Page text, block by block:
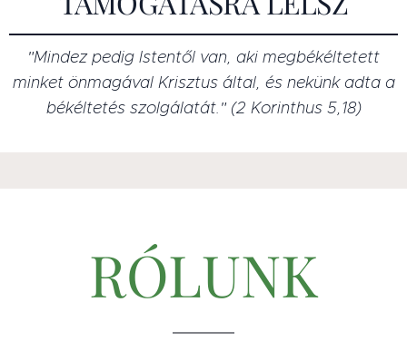
"Mindez pedig Istentől van, aki megbékéltetett
minket önmagával Krisztus által, és nekünk adta a
békéltetés szolgálatát." (2 Korinthus 5,18)
RÓLUNK